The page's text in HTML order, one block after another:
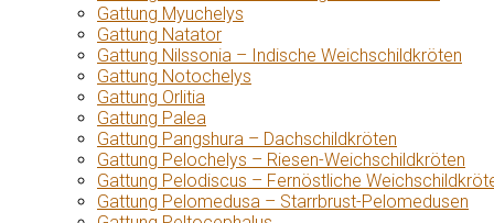
Gattung Myuchelys
Gattung Natator
Gattung Nilssonia – Indische Weichschildkröten
Gattung Notochelys
Gattung Orlitia
Gattung Palea
Gattung Pangshura – Dachschildkröten
Gattung Pelochelys – Riesen-Weichschildkröten
Gattung Pelodiscus – Fernöstliche
Gattung Pelomedusa – Starrbrust-Pelomedusen